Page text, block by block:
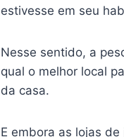
estivesse em seu
Nesse sentido, a
qual o melhor local
da casa.
E embora as lojas